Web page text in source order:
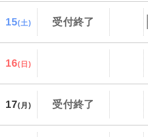
15(土) 受付終了
16(日)
17(月) 受付終了